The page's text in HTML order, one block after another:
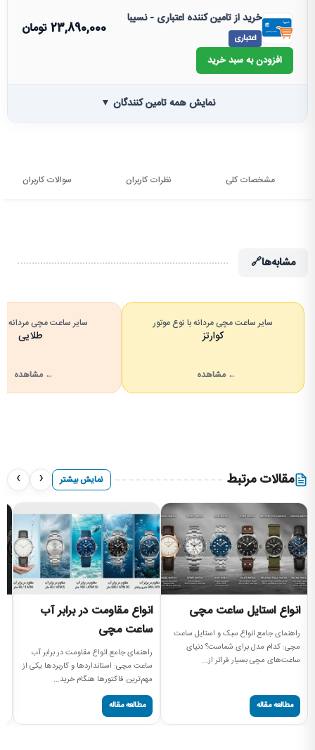
خرید از تامین کننده اعتباری - نسیبا
اعتباری
23,890,000تومان
افزودن به سبد خرید
نمایش همه تامین کنندگان ▼
مشخصات کلی نظرات کاربران سوالات کاربران
مشابه‌ها🔗
سایر ساعت مچی مردانه با نوع موتور
کوارتز
← مشاهده
سایر ساعت مچی مردانه
طلایی
← مشاهده
مقالات مرتبط نمایش بیشتر ‹
›
انواع استایل ساعت مچی
راهنمای جامع انواع سبک و استایل ساعت
مچی: کدام مدل برای شماست؟ دنیای
ساعت‌های مچی بسیار فراتر از...
مطالعه مقاله
انواع مقاومت در برابر آب
ساعت مچی
راهنمای جامع انواع مقاومت در برابر آب
ساعت مچی: استانداردها و کاربردها یکی از
مهم‌ترین فاکتورها هنگام خرید...
مطالعه مقاله